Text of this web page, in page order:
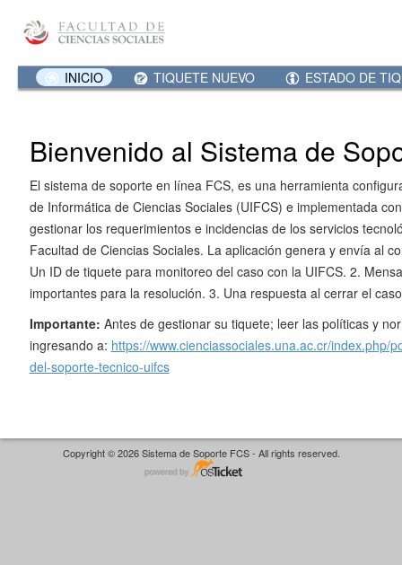
INICIO TIQUETE NUEVO ESTADO DE
Bienvenido al Sistema de
El sistema de soporte en línea FCS, es una herramienta
de Informática de Ciencias Sociales (UIFCS) e implementada
gestionar los requerimientos e incidencias de los servicios
Facultad de Ciencias Sociales. La aplicación genera y envía al
Un ID de tiquete para monitoreo del caso con la UIFCS. 2.
importantes para la resolución. 3. Una respuesta al cerrar el
Importante: Antes de gestionar su tiquete; leer las políticas y
ingresando a: https://www.cienciassociales.una.ac.cr/index.php/
del-soporte-tecnico-uifcs
Copyright © 2026 Sistema de Soporte FCS - All rights reserved.